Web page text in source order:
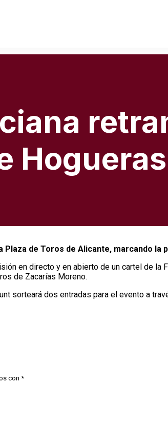
Hogueras
Plaza de Toros de Alicante, marcando
en directo y en abierto de un cartel de la
de Zacarías Moreno.
sorteará dos entradas para el evento a
con *